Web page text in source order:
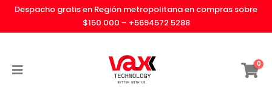
Despacho gratis en Región metropolitana en compras sobre
$150.000 – +5694572 5288
0